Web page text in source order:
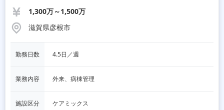
1,300万～1,500万
滋賀県彦根市
勤務日数 4.5日／週
業務内容 外来、病棟管理
施設区分 ケアミックス